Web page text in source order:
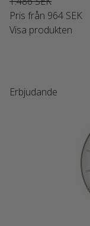
Pris från 964 SEK
Visa produkten
Erbjudande